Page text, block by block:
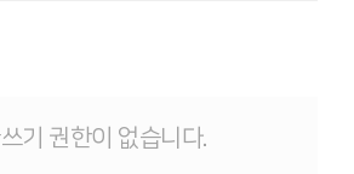
기 권한이 없습니다.